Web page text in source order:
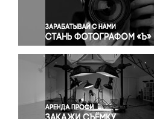
Правосудие
Происшествия и конфликты
Религия
Светская жизнь
Спорт
Экология
Экономика и бизнес